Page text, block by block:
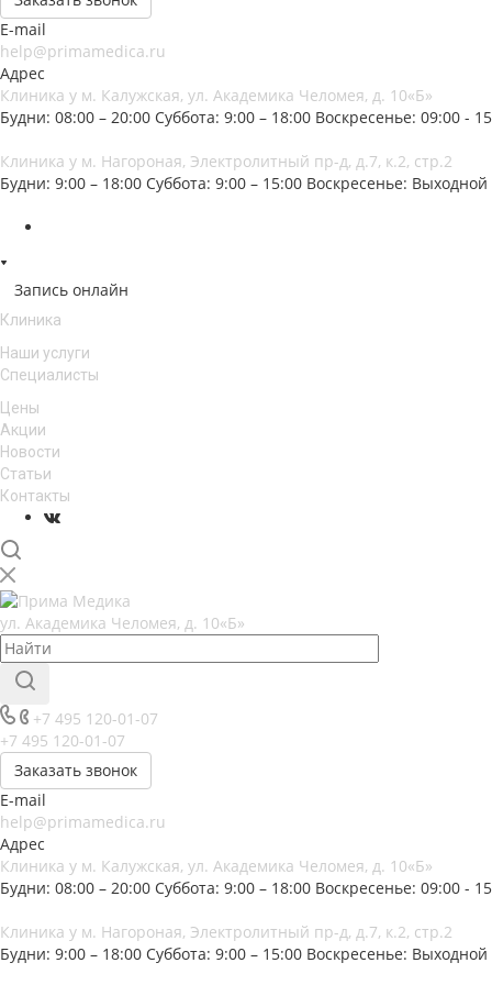
E-mail
help@primamedica.ru
Адрес
Клиника у м. Калужская, ул. Академика Челомея, д. 10«Б»
Будни: 08:00 – 20:00 Суббота: 9:00 – 18:00 Воскресенье: 09:00 -
Клиника у м. Нагороная, Электролитный пр-д, д.7, к.2, стр.2
Будни: 9:00 – 18:00 Суббота: 9:00 – 15:00 Воскресенье: Выходной
Запись онлайн
Клиника
Наши услуги
Специалисты
Цены
Акции
Новости
Статьи
Контакты
ул. Академика Челомея, д. 10«Б»
+7 495 120-01-07
+7 495 120-01-07
Заказать звонок
E-mail
help@primamedica.ru
Адрес
Клиника у м. Калужская, ул. Академика Челомея, д. 10«Б»
Будни: 08:00 – 20:00 Суббота: 9:00 – 18:00 Воскресенье: 09:00 -
Клиника у м. Нагороная, Электролитный пр-д, д.7, к.2, стр.2
Будни: 9:00 – 18:00 Суббота: 9:00 – 15:00 Воскресенье: Выходной